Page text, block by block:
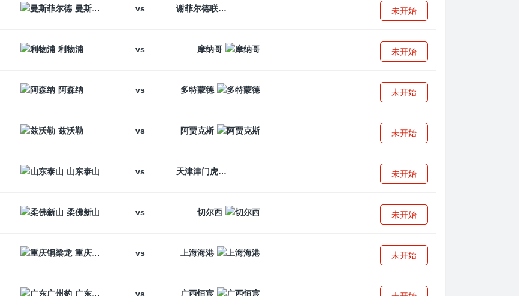
曼斯菲尔德 vs 谢菲尔德联 未开始
利物浦 vs 摩纳哥 未开始
阿森纳 vs 多特蒙德 未开始
兹沃勒 vs 阿贾克斯 未开始
山东泰山 vs 天津津门虎 未开始
柔佛新山 vs 切尔西 未开始
重庆铜梁龙 vs 上海海港 未开始
广东广州豹 vs 广西恒宸